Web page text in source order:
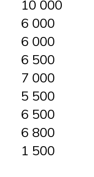
10 000
6 000
6 000
6 500
7 000
5 500
6 500
6 800
1 500